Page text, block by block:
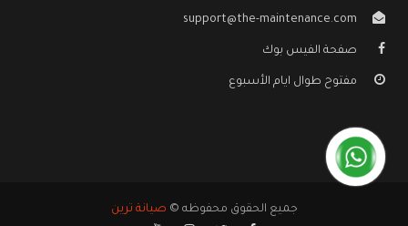
support@the-maintenance.com
صفحة الفيس بوك
مفتوح طوال ايام الأسبوع
جميع الحقوق محفوظه © صيانة ترين